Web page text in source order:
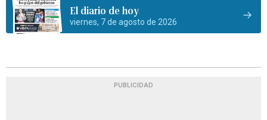
El diario de hoy
viernes, 7 de agosto de 2026
PUBLICIDAD